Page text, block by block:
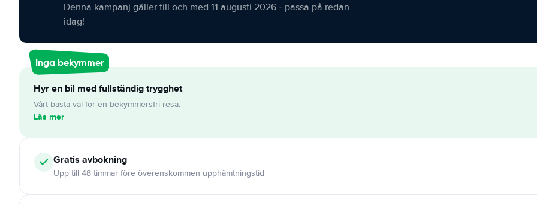
Denna kampanj gäller till och med 11 augusti 2026 - passa på redan
idag!
Inga bekymmer
Hyr en bil med fullständig trygghet
Vårt bästa val för en bekymmersfri resa.
Läs mer
Gratis avbokning
Upp till 48 timmar före överenskommen upphämtningstid